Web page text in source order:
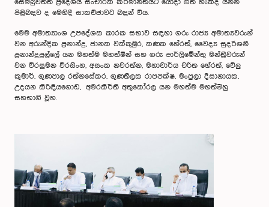
සෙම්බුවත්ත ප්‍රදේශය සංචාරක කර්මාන්තයට යොදා ගත හැකිද යන්න
පිළිබඳව ද මෙහිදී සාකච්ඡාවට බඳුන් විය.
මෙම අමාත්‍යාංශ උපදේශක කාරක සභාව සඳහා ගරු රාජ්‍ය අමාත්‍යවරුන්
වන අරුන්දික ප්‍රනාන්දු, ජානක වක්කුඹුර, කණක හේරත්, වෛද්‍ය සුදර්ශනී
ප්‍රනාන්දුපුල්ලේ යන මහත්ම මහත්මීන් සහ ගරු පාර්ලිමේන්තු මන්ත්‍රීවරුන්
වන වීරසුමන වීරසිංහ, අසංක නවරත්න, මහාචාර්ය චරිත හේරත්, වේලු
කුමාර්, ගුණපාල රත්නසේකර, ගුණතිලක රාජපක්ෂ, මංජුලා දිසානායක,
උදයන කිරිඳියගොඩ, අමරකීර්ති අතුකෝරල යන මහත්ම මහත්මීහු
සහභාගි වූහ.